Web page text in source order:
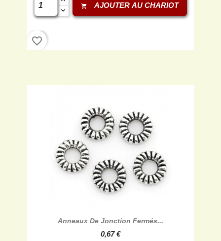
shopping_cart AJOUTER AU CHARIOT
favorite_border
Anneaux De Jonction Fermés...
0,67 €